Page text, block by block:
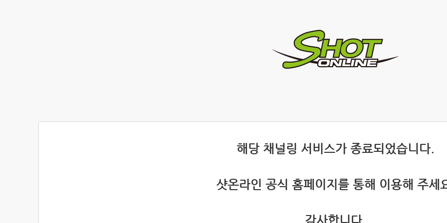
해당 채널링 서비스가 종료되었습니다.
샷온라인 공식 홈페이지를 통해 이용해 주세